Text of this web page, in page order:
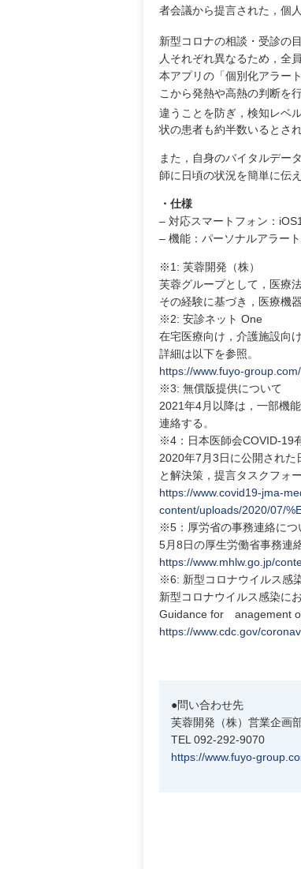
者会議から提言された，個
新型コロナの相談・受診の
人それぞれ異なるため，全
本アプリの「個別化アラー
こから発熱や高熱の判断を
違うことを防ぎ，検知レベ
状の患者も約半数いるとさ
また，自身のバイタルデー
師に日頃の状況を簡単に伝
・仕様
– 対応スマートフォン：
– 機能：パーソナルアラー
※1: 芙蓉開発（株）
芙蓉グループとして，医療
その経験に基づき，医療機
※2: 安診ネット One
在宅医療向け，介護施設向
詳細は以下を参照。
https://www.fuyo-
※3: 無償版提供について
2021年4月以降は，一部機
連絡する。
※4：日本医師会COVID-19
2020年7月3日に公開された
と解決策，提言タスクフォ
https://www.covid19-jma-
content/uploads/2020/07/
※5：厚労省の事務連絡につ
5月8日の厚生労働省事務連
https://www.mhlw.go.jp/
※6: 新型コロナウイルス感
新型コロナウイルス感染に
Guidance for anagement of
https://www.cdc.gov/
●問い合わせ先
芙蓉開発（株）営業企画
TEL 092-292-9070
https://www.fuyo-